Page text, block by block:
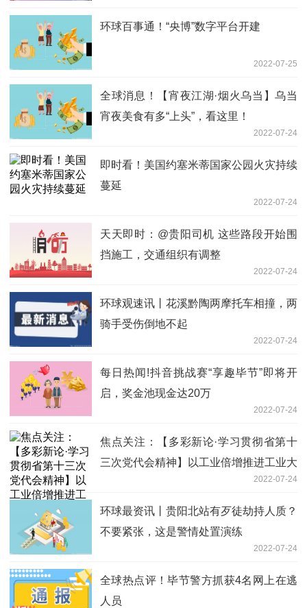
环球百事通！“央博”数字平台开建
2022-07-25
全球消息！【宵夜江湖·烟火乌当】乌当
宵夜美食有多“上头”，看这里！
2022-07-24
即时看！美国约塞米蒂国家公园火灾持续
蔓延
2022-07-24
天天即时：@贵阳司机 这些路段开始围
挡施工，交通组织有调整
2022-07-24
环球观速讯丨花溪黔陶两摩托车相撞，两
骑手受伤倒地不起
2022-07-24
每日热闻!抖音挑战赛“享趣毕节”即将开
启，奖金池现金达20万
2022-07-24
焦点关注：【多彩新论·学习贯彻省第十
三次党代会精神】以工业倍增推进工业大
2022-07-24
环球最资讯丨贵阳北站有歹徒劫持人质？
不要紧张，这是警情处置演练
2022-07-24
全球热点评！毕节警方抓获4名网上在逃
人员